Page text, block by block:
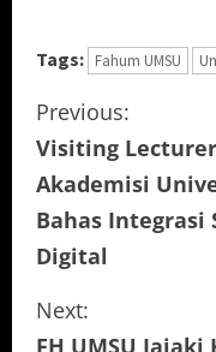
Tags: Fahum UMSU
C
o
n
t
i
Previous:
Visiting
Akademisi
Bahas Integrasi
Digital
Next:
FH UMSU